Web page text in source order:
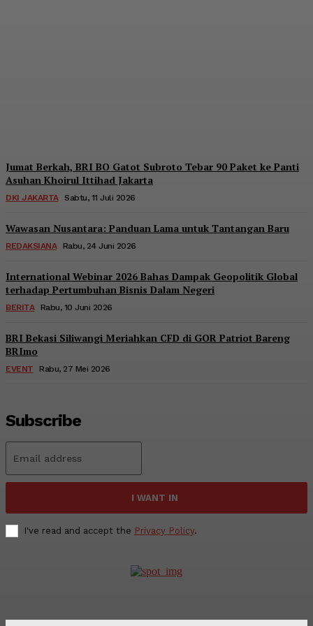
Jumat Berkah, BRI BO Gatot Subroto Tebar 90 Paket ke Panti
Asuhan Khoirul Ittihad Jakarta
DKI JAKARTA Sabtu, 11 Juli 2026
Wawasan Nusantara: Panduan Lama untuk Tantangan Baru
REDAKSIANA Rabu, 24 Juni 2026
International Webinar 2026 Bahas Dampak Geopolitik Global
terhadap Pertumbuhan Bisnis Dalam Negeri
BERITA Rabu, 10 Juni 2026
BRI Bekasi Siliwangi Meriahkan CFD di GOR Patriot Bareng
BRImo
EVENT Rabu, 27 Mei 2026
Subscribe
I WANT IN
I've read and accept the Privacy Policy.